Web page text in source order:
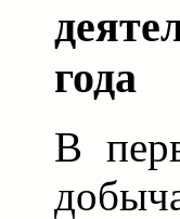
года
В